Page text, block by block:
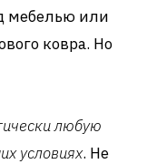
мебелью или
ковра. Но
любую
условиях. Не